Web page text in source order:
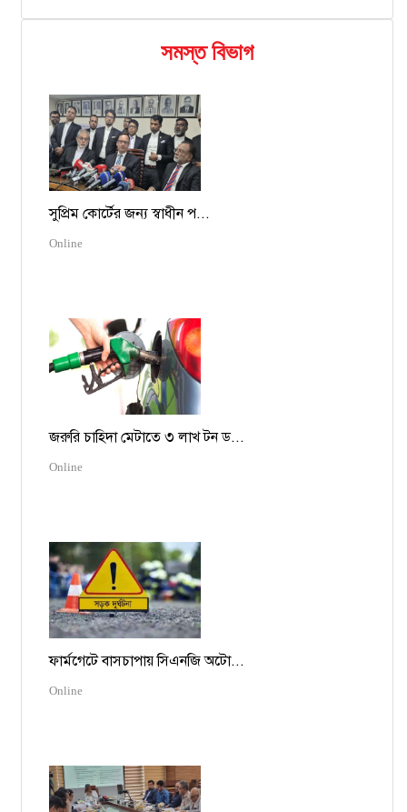
সমস্ত বিভাগ
সুপ্রিম কোর্টের জন্য স্বাধীন প...
Online
জরুরি চাহিদা মেটাতে ৩ লাখ টন ড...
Online
ফার্মগেটে বাসচাপায় সিএনজি অটো...
Online